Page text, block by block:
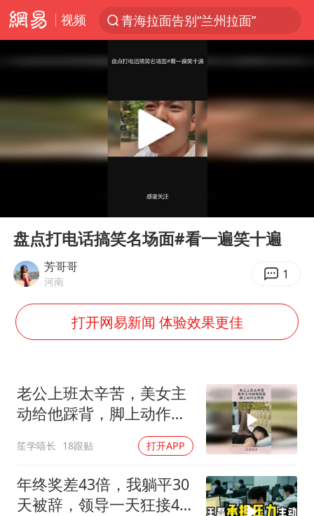
视频
青海拉面告别“兰州拉面”
青海海西州茫崖市发生3.1级地震
我国编制完成新版全月地质图
台风白海豚登陆地点更新
多地要求领导干部带头休假
外交部发言人就广岛核爆81周年等答记者问
佛得角门将亮相智利俱乐部主场
民警发现救助的拾荒老人是逃犯
中方回应是否在太平洋海底开采稀土
27岁女子成组织卖淫集团主犯被通缉
法国将禁止“未经同意的电话营销”
奋进开新局 实干挑大梁
Play
盘点打电话搞笑名场面#看一遍笑十遍
芳哥哥
河南 1
打开网易新闻 体验效果更佳
老公上班太辛苦，美女主
动给他踩背，脚上动作太
笙学嘻长 18跟贴 打开APP
年终奖差43倍，我躺平30
天被辞，领导一天狂接47